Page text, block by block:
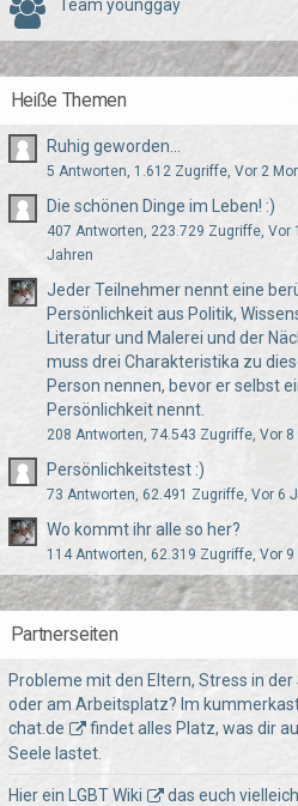
Team younggay
Heiße Themen
Ruhig geworden...
5 Antworten, 1.612 Zugriffe, Vor 2
Die schönen Dinge im Leben! :)
407 Antworten, 223.729 Zugriffe, Vor
Jahren
Jeder Teilnehmer nennt eine
Persönlichkeit aus Politik,
Literatur und Malerei und der
muss drei Charakteristika zu
Person nennen, bevor er selbst
Persönlichkeit nennt.
208 Antworten, 74.543 Zugriffe, Vor 8
Persönlichkeitstest :)
73 Antworten, 62.491 Zugriffe, Vor 6
Wo kommt ihr alle so her?
114 Antworten, 62.319 Zugriffe, Vor 9
Partnerseiten
Probleme mit den Eltern, Stress in der
oder am Arbeitsplatz? Im
chat.de
findet alles Platz, was dir
Seele lastet.
Hier ein LGBT Wiki
das euch